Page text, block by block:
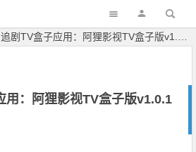
剧TV盒子应用：阿狸影视TV盒子版v1.0.1无任何广告
用：阿狸影视TV盒子版v1.0.1